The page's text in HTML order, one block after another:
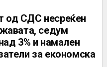
СДС несреќен
седум
3% и намален
за економска